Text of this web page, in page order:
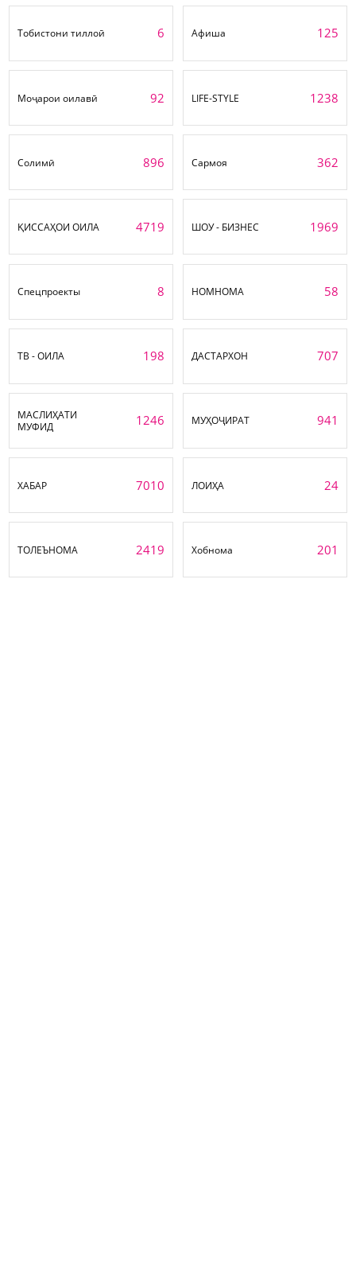
Тобистони тиллоӣ 6 Афиша 125
Моҷарои оилавӣ 92 LIFE-STYLE 1238
Солимӣ 896 Сармоя 362
ҚИССАҲОИ ОИЛА 4719 ШОУ - БИЗНЕС 1969
Спецпроекты 8 НОМНОМА 58
ТВ - ОИЛА 198 ДАСТАРХОН 707
МАСЛИҲАТИ
МУФИД
1246 МУҲОҶИРАТ 941
ХАБАР 7010 ЛОИҲА 24
ТОЛЕЪНОМА 2419 Хобнома 201